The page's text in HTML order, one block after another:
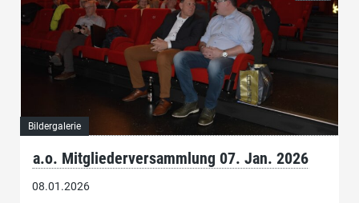
Bildergalerie
a.o. Mitgliederversammlung 07. Jan. 2026
08.01.2026